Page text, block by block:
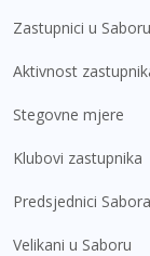
Zastupnici u Saboru
Aktivnost
Stegovne mjere
Klubovi zastupnika
Predsjednici Sabora
Velikani u Saboru